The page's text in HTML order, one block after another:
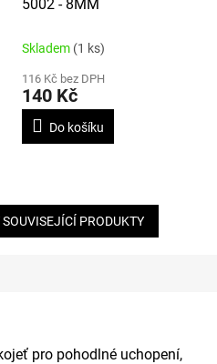
5002 - 8MM
Skladem (1 ks)
116 Kč bez DPH
140 Kč
Do košíku
PRODUKTY
pro pohodlné uchopení,